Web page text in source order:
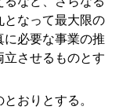
となって最大限の
必要な事業の推
させるものとす
おりとする。